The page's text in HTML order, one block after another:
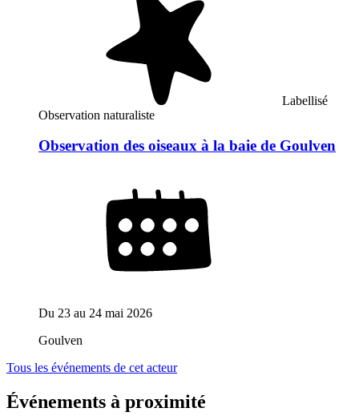
Labellisé
Observation naturaliste
Observation des oiseaux à la baie de Goulven
Du 23 au 24 mai 2026
Goulven
Tous les événements de cet acteur
Événements à proximité